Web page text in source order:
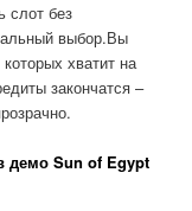
слот без
выбор.Вы
хватит на
закончатся –
демо Sun of Egypt